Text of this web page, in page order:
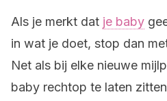
Als je merkt dat je baby
in wat je doet, stop dan
Net als bij elke nieuwe
baby rechtop te laten